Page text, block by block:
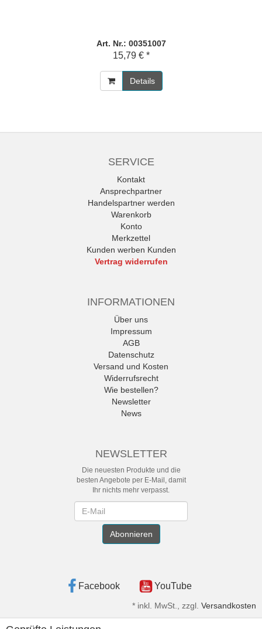
Art. Nr.: 00351007
15,79 € *
Details
SERVICE
Kontakt
Ansprechpartner
Handelspartner werden
Warenkorb
Konto
Merkzettel
Kunden werben Kunden
Vertrag widerrufen
INFORMATIONEN
Über uns
Impressum
AGB
Datenschutz
Versand und Kosten
Widerrufsrecht
Wie bestellen?
Newsletter
News
NEWSLETTER
Die neuesten Produkte und die
besten Angebote per E-Mail, damit
Ihr nichts mehr verpasst.
Abonnieren
Facebook YouTube
* inkl. MwSt., zzgl. Versandkosten